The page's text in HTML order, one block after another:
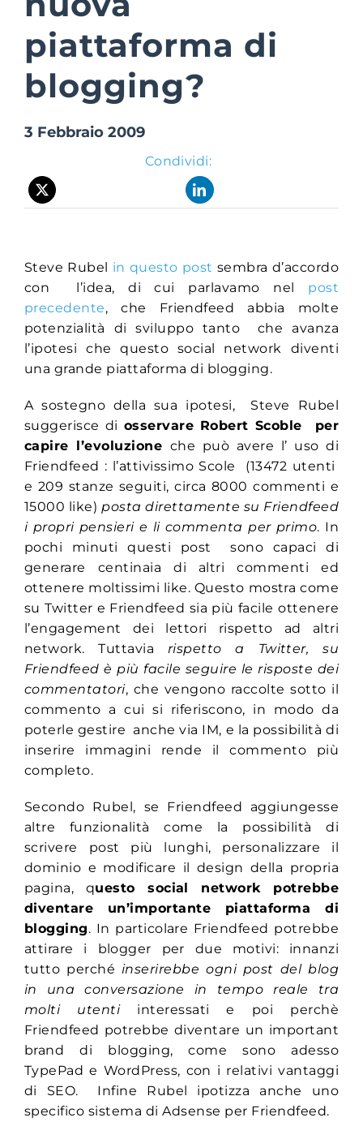
Suite Login
piattaforma di
blogging?
3 Febbraio 2009
Condividi:
Steve Rubel in questo post sembra d’accordo
con l’idea, di cui parlavamo nel post
precedente, che Friendfeed abbia molte
potenzialità di sviluppo tanto che avanza
l’ipotesi che questo social network diventi
una grande piattaforma di blogging.
A sostegno della sua ipotesi, Steve Rubel
suggerisce di osservare Robert Scoble per
capire l’evoluzione che può avere l’ uso di
Friendfeed : l’attivissimo Scole (13472 utenti
e 209 stanze seguiti, circa 8000 commenti e
15000 like)posta direttamente su Friendfeed
i propri pensieri e li commenta per primo. In
pochi minuti questi post sono capaci di
generare centinaia di altri commenti ed
ottenere moltissimi like. Questo mostra come
su Twitter e Friendfeed sia più facile ottenere
l’engagement dei lettori rispetto ad altri
network. Tuttavia rispetto a Twitter, su
Friendfeed è più facile seguire le risposte dei
commentatori, che vengono raccolte sotto il
commento a cui si riferiscono, in modo da
poterle gestire anche via IM, e la possibilità di
inserire immagini rende il commento più
completo.
Secondo Rubel, se Friendfeed aggiungesse
altre funzionalità come la possibilità di
scrivere post più lunghi, personalizzare il
dominio e modificare il design della propria
pagina, questo social network potrebbe
diventare un’importante piattaforma di
blogging. In particolare Friendfeed potrebbe
attirare i blogger per due motivi: innanzi
tutto perché inserirebbe ogni post del blog
in una conversazione in tempo reale tra
molti utenti interessati e poi perchè
Friendfeed potrebbe diventare un important
brand di blogging, come sono adesso
TypePad e WordPress, con i relativi vantaggi
di SEO. Infine Rubel ipotizza anche uno
specifico sistema di Adsense per Friendfeed.